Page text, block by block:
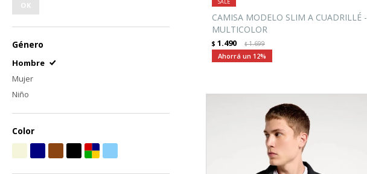
CAMISA MODELO SLIM A CUADRILLÉ -
MULTICOLOR
$ 1.490 $1.699
12
OK
Género
Hombre
Mujer
Niño
Color